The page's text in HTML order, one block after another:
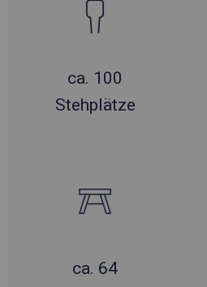
ca. 100
Stehplätze
ca. 64